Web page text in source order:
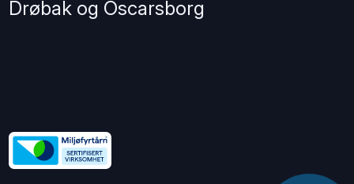
Drøbak og Oscarsborg